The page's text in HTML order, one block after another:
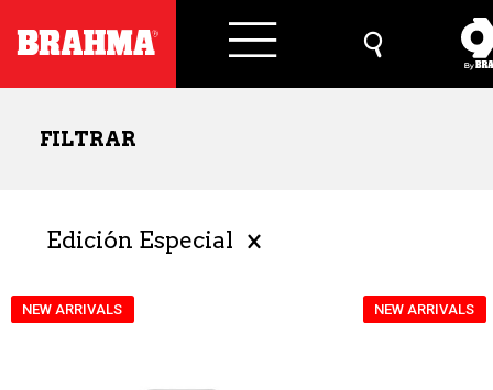
FILTRAR
Edición Especial
NEW ARRIVALS NEW ARRIVALS